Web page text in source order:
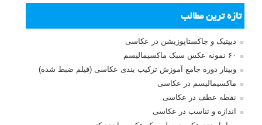
بخش های تازه لنزک
پروژه های عکاسی
مصاحبه با عکاسان
مسابقه عکاسی
فروش عکس
عکس‌کاوی
نگاه عکاس